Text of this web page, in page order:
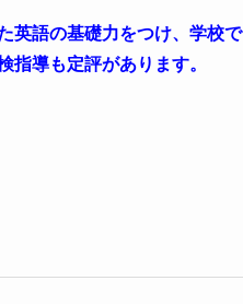
英語の基礎力をつけ、学校で
導も定評があります。